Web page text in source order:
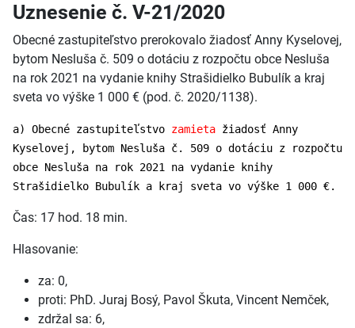
Uznesenie č. V-21/2020
Obecné zastupiteľstvo prerokovalo žiadosť Anny Kyselovej,
bytom Nesluša č. 509 o dotáciu z rozpočtu obce Nesluša
na rok 2021 na vydanie knihy Strašidielko Bubulík a kraj
sveta vo výške 1 000 € (pod. č. 2020/1138).
a) Obecné zastupiteľstvo zamieta žiadosť Anny
Kyselovej, bytom Nesluša č. 509 o dotáciu z rozpočtu
obce Nesluša na rok 2021 na vydanie knihy
Strašidielko Bubulík a kraj sveta vo výške 1 000 €.
Čas: 17 hod. 18 min.
Hlasovanie:
za: 0,
proti: PhD. Juraj Bosý, Pavol Škuta, Vincent Nemček,
zdržal sa: 6,